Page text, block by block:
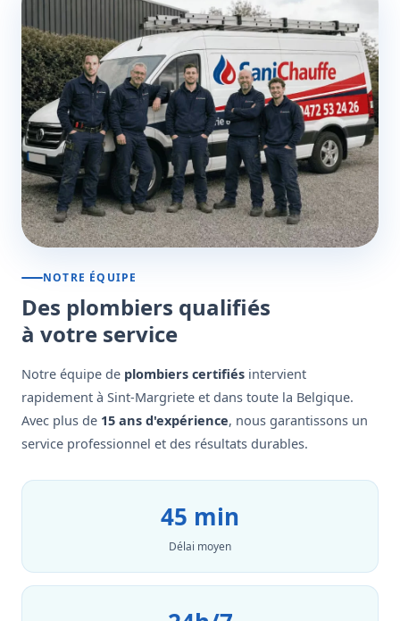
NOTRE ÉQUIPE
Des plombiers qualifiés
à votre service
Notre équipe de plombiers certifiés intervient
rapidement à Sint-Margriete et dans toute la Belgique.
Avec plus de 15 ans d'expérience, nous garantissons un
service professionnel et des résultats durables.
45 min
Délai moyen